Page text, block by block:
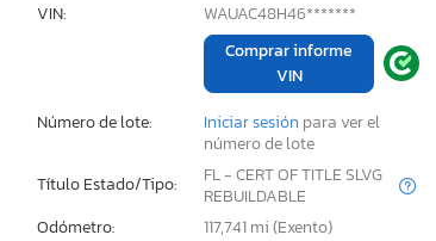
VIN:
WAUAC48H46*******
Comprar informe
VIN
Número de lote:
Iniciar sesión para ver el
número de lote
Título Estado/Tipo:
FL - CERT OF TITLE SLVG
REBUILDABLE
Odómetro:
117,741 mi (Exento)